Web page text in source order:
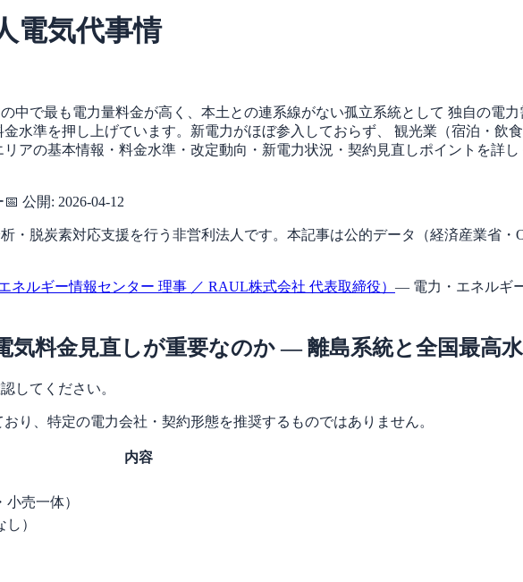
電気代事情
中で最も電力量料金が高く、本土との連系線がない孤立系統として 独自の電
水準を押し上げています。新電力がほぼ参入しておらず、 観光業（宿泊・飲
アの基本情報・料金水準・改定動向・新電力状況・契約見直しポイントを詳し
📅 公開: 2026-04-12
・脱炭素対応支援を行う非営利法人です。本記事は公的データ（経済産業省・
ネルギー情報センター 理事 ／ RAUL株式会社 代表取締役） — 電力・エネルギ
気料金見直しが重要なのか — 離島系統と全国最高
してください。
り、特定の電力会社・契約形態を推奨するものではありません。
内容
売一体）
）